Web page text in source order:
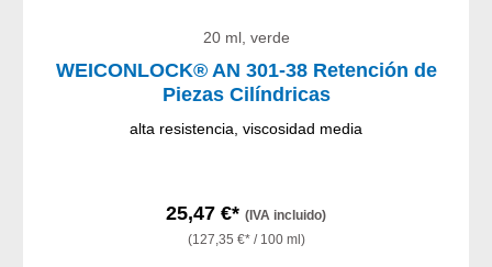
20 ml, verde
WEICONLOCK® AN 301-38 Retención de
Piezas Cilíndricas
alta resistencia, viscosidad media
25,47 €* (IVA incluido)
(127,35 €* / 100 ml)